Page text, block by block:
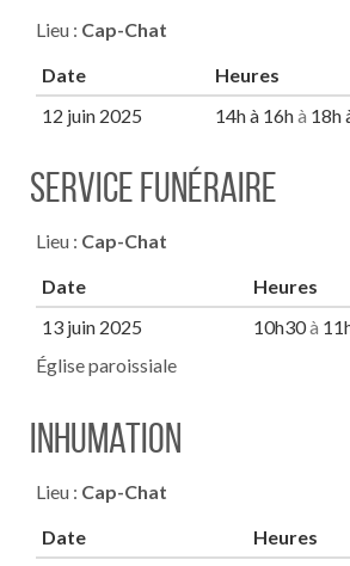
Lieu : Cap-Chat
Date
Heures
12 juin 2025
14h à 16hà 18h
Service funéraire
Lieu : Cap-Chat
Date
Heures
13 juin 2025
10h30à
Église paroissiale
inhumation
Lieu : Cap-Chat
Date
Heures